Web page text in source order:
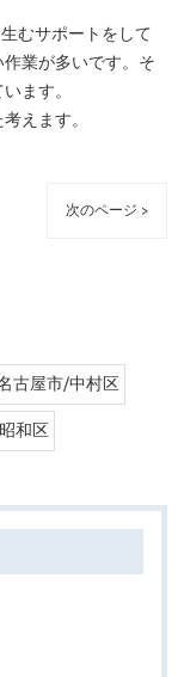
むサポートをして
業が多いです。そ
ます。
えます。
次のページ >
古屋市/中村区
和区